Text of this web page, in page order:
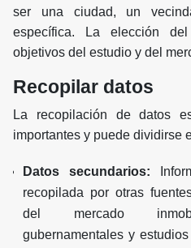
ser una ciudad, un
específica. La elección
objetivos del estudio y del
Recopilar datos
La recopilación de datos
importantes y puede dividirse
Datos secundarios:
recopilada por otras
del mercado
gubernamentales y